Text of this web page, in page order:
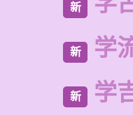
新
新 学
新 学